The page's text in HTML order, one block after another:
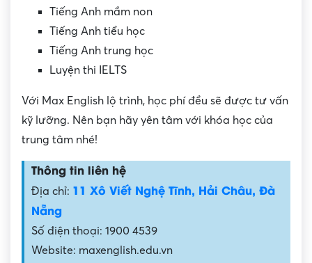
Tiếng Anh mầm non
Tiếng Anh tiểu học
Tiếng Anh trung học
Luyện thi IELTS
Với Max English lộ trình, học phí đều sẽ được tư vấn
kỹ lưỡng. Nên bạn hãy yên tâm với khóa học của
trung tâm nhé!
Thông tin liên hệ
Địa chỉ: 11 Xô Viết Nghệ Tĩnh, Hải Châu, Đà
Nẵng
Số điện thoại: 1900 4539
Website: maxenglish.edu.vn